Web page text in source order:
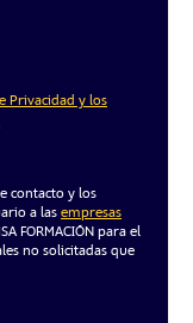
Privacidad y los
contacto y los
a lasempresas
FORMACIÓN para el
no solicitadas que